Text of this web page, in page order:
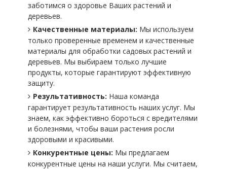
заботимся о здоровье Ваших растений и
деревьев.
Качественные материалы: Мы используем
только проверенные временем и качественные
материалы для обработки садовых растений и
деревьев. Мы выбираем только лучшие
продукты, которые гарантируют эффективную
защиту.
Результативность: Наша команда
гарантирует результативность наших услуг. Мы
знаем, как эффективно бороться с вредителями
и болезнями, чтобы ваши растения росли
здоровыми и красивыми.
Конкурентные цены: Мы предлагаем
конкурентные цены на наши услуги. Мы считаем,